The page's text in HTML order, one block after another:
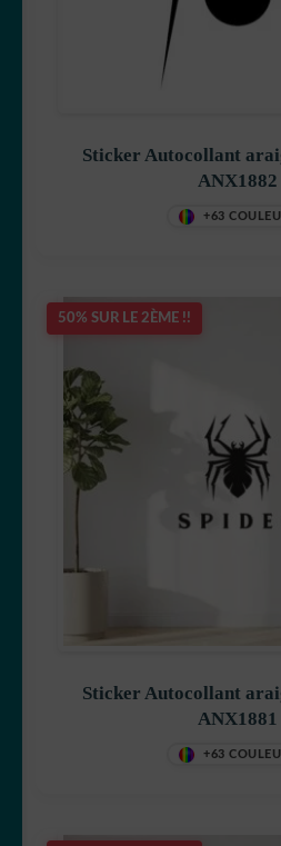
Sticker Autocollant
ANX1882
+63
50% SUR LE 2ÈME !!
Sticker Autocollant
ANX1881
+63